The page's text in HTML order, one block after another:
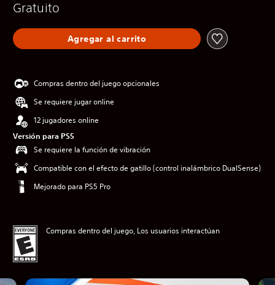
Gratuito
Agregar al carrito
Compras dentro del juego opcionales
Se requiere jugar online
12 jugadores online
Versión para PS5
Se requiere la función de vibración
Compatible con el efecto de gatillo (control inalámbrico DualSense)
Mejorado para PS5 Pro
Compras dentro del juego, Los usuarios interactúan